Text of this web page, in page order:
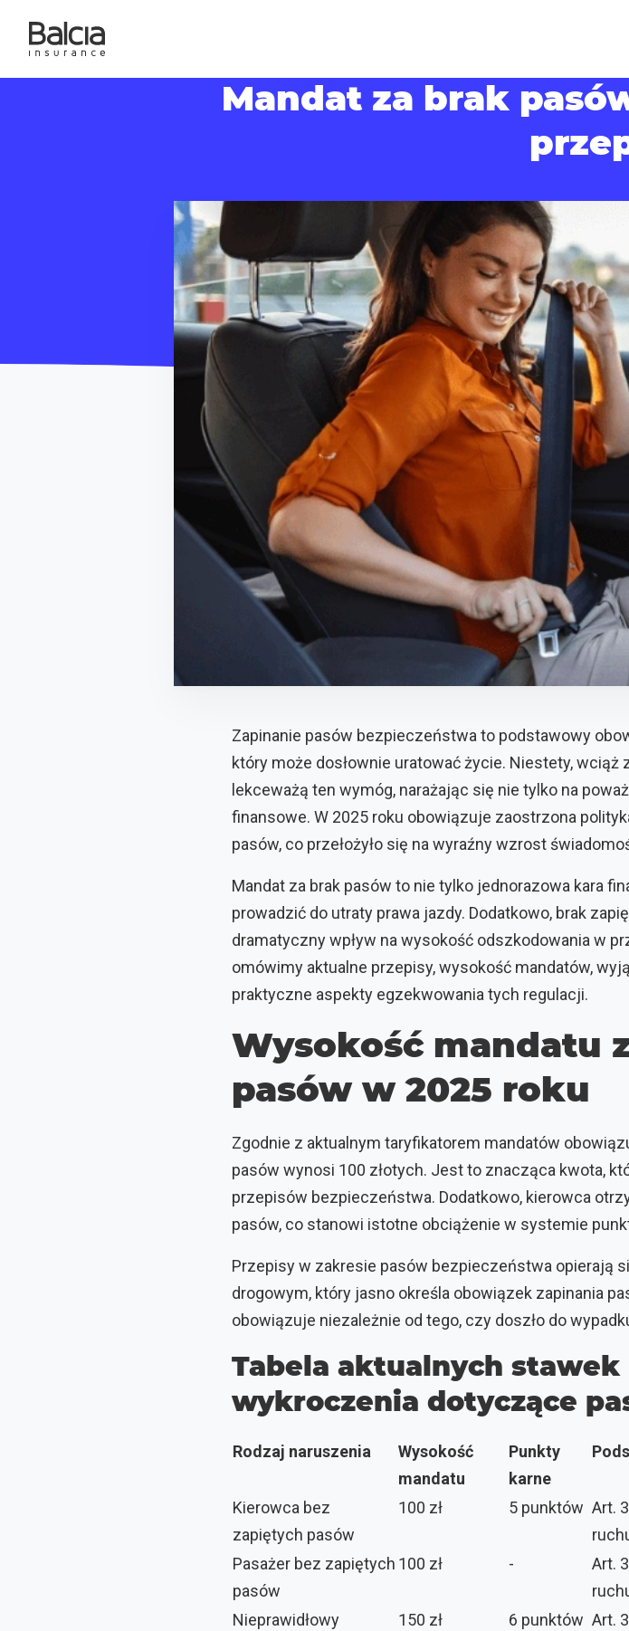
Mandat za brak
Zapinanie pasów bezpieczeństwa to podstawowy
który może dosłownie uratować życie. Niestety,
lekceważą ten wymóg, narażając się nie tylko na
finansowe. W 2025 roku obowiązuje zaostrzona
pasów, co przełożyło się na wyraźny wzrost
Mandat za brak pasów to nie tylko jednorazowa kara
prowadzić do utraty prawa jazdy. Dodatkowo, brak
dramatyczny wpływ na wysokość odszkodowania w
omówimy aktualne przepisy, wysokość mandatów,
praktyczne aspekty egzekwowania tych regulacji.
Wysokość mandatu
pasów w 2025 roku
Zgodnie z aktualnym taryfikatorem mandatów
pasów wynosi 100 złotych. Jest to znacząca kwota,
przepisów bezpieczeństwa. Dodatkowo, kierowca
pasów, co stanowi istotne obciążenie w systemie
Przepisy w zakresie pasów bezpieczeństwa opierają
drogowym, który jasno określa obowiązek zapinania
obowiązuje niezależnie od tego, czy doszło do
Tabela aktualnych stawek
wykroczenia dotyczące
Rodzaj naruszenia
Wysokość
mandatu
Punkty
karne
Kierowca bez
zapiętych pasów
100 zł 5 punktów Art.
Pasażer bez zapiętych
pasów
100 zł -
Art.
Nieprawidłowy
150 zł 6 punktów Art.